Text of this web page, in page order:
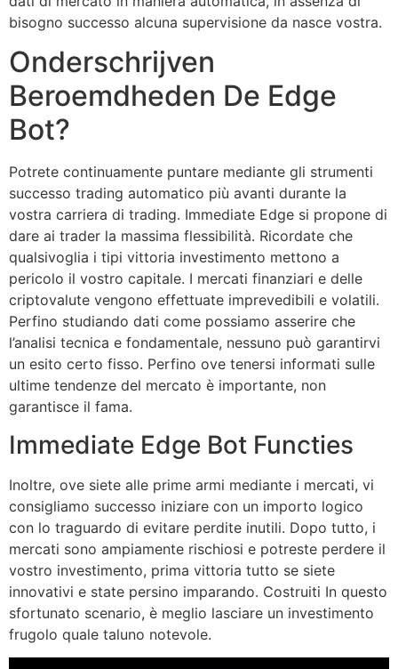
bisogno successo alcuna supervisione da nasce vostra.
Onderschrijven
Beroemdheden De Edge
Bot?
Potrete continuamente puntare mediante gli strumenti
successo trading automatico più avanti durante la
vostra carriera di trading. Immediate Edge si propone di
dare ai trader la massima flessibilità. Ricordate che
qualsivoglia i tipi vittoria investimento mettono a
pericolo il vostro capitale. I mercati finanziari e delle
criptovalute vengono effettuate imprevedibili e volatili.
Perfino studiando dati come possiamo asserire che
l’analisi tecnica e fondamentale, nessuno può garantirvi
un esito certo fisso. Perfino ove tenersi informati sulle
ultime tendenze del mercato è importante, non
garantisce il fama.
Immediate Edge Bot Functies
Inoltre, ove siete alle prime armi mediante i mercati, vi
consigliamo successo iniziare con un importo logico
con lo traguardo di evitare perdite inutili. Dopo tutto, i
mercati sono ampiamente rischiosi e potreste perdere il
vostro investimento, prima vittoria tutto se siete
innovativi e state persino imparando. Costruiti In questo
sfortunato scenario, è meglio lasciare un investimento
frugolo quale taluno notevole.